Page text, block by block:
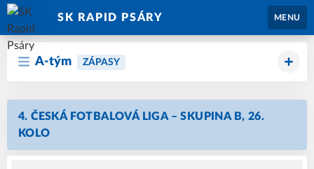
SK RAPID PSÁRY MENU
A-tým ZÁPASY
4. ČESKÁ FOTBALOVÁ LIGA – SKUPINA B, 26.
KOLO